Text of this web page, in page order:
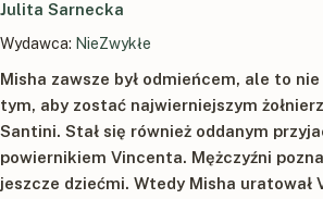
Julita Sarnecka
Wydawca: NieZwykłe
Misha zawsze był odmieńcem, ale to
tym, aby zostać najwierniejszym
Santini. Stał się również oddanym
powiernikiem Vincenta. Mężczyźni
jeszcze dziećmi. Wtedy Misha uratował